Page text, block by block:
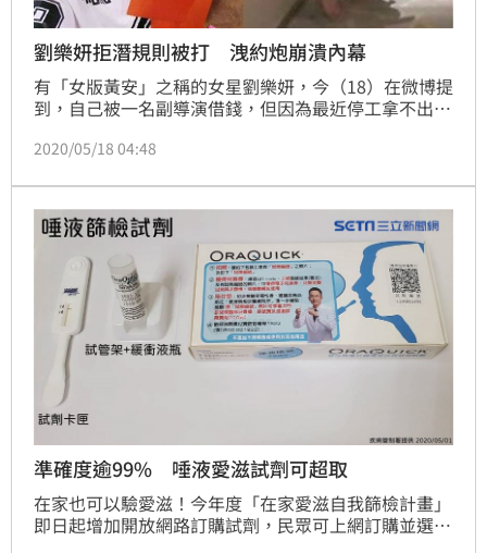
劉樂妍拒潛規則被打 洩約炮崩潰內幕
有「女版黃安」之稱的女星劉樂妍，今（18）在微博提
到，自己被一名副導演借錢，但因為最近停工拿不出
和2個業界人士撕破臉，對方因為開口向劉樂妍要求
她堅持反抗下才逃離狼爪，如今劉樂妍坦言，其實她唯
獨不願意陪睡，「其他什麼虧我都能忍」。林呈育報導
2020/05/18 04:48
準確度逾99% 唾液愛滋試劑可超取
在家也可以驗愛滋！今年度「在家愛滋自我篩檢計畫」
即日起增加開放網路訂購試劑，民眾可上網訂購並選擇